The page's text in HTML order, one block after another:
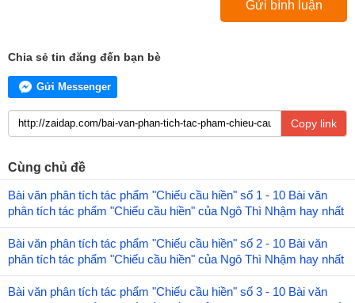
Chia sẻ tin đăng đến bạn bè
Gửi Messenger
Copy link
Cùng chủ đề
Bài văn phân tích tác phẩm "Chiếu cầu hiền" số 1 - 10 Bài văn
phân tích tác phẩm "Chiếu cầu hiền" của Ngô Thì Nhậm hay nhất
Bài văn phân tích tác phẩm "Chiếu cầu hiền" số 2 - 10 Bài văn
phân tích tác phẩm "Chiếu cầu hiền" của Ngô Thì Nhậm hay nhất
Bài văn phân tích tác phẩm "Chiếu cầu hiền" số 3 - 10 Bài văn